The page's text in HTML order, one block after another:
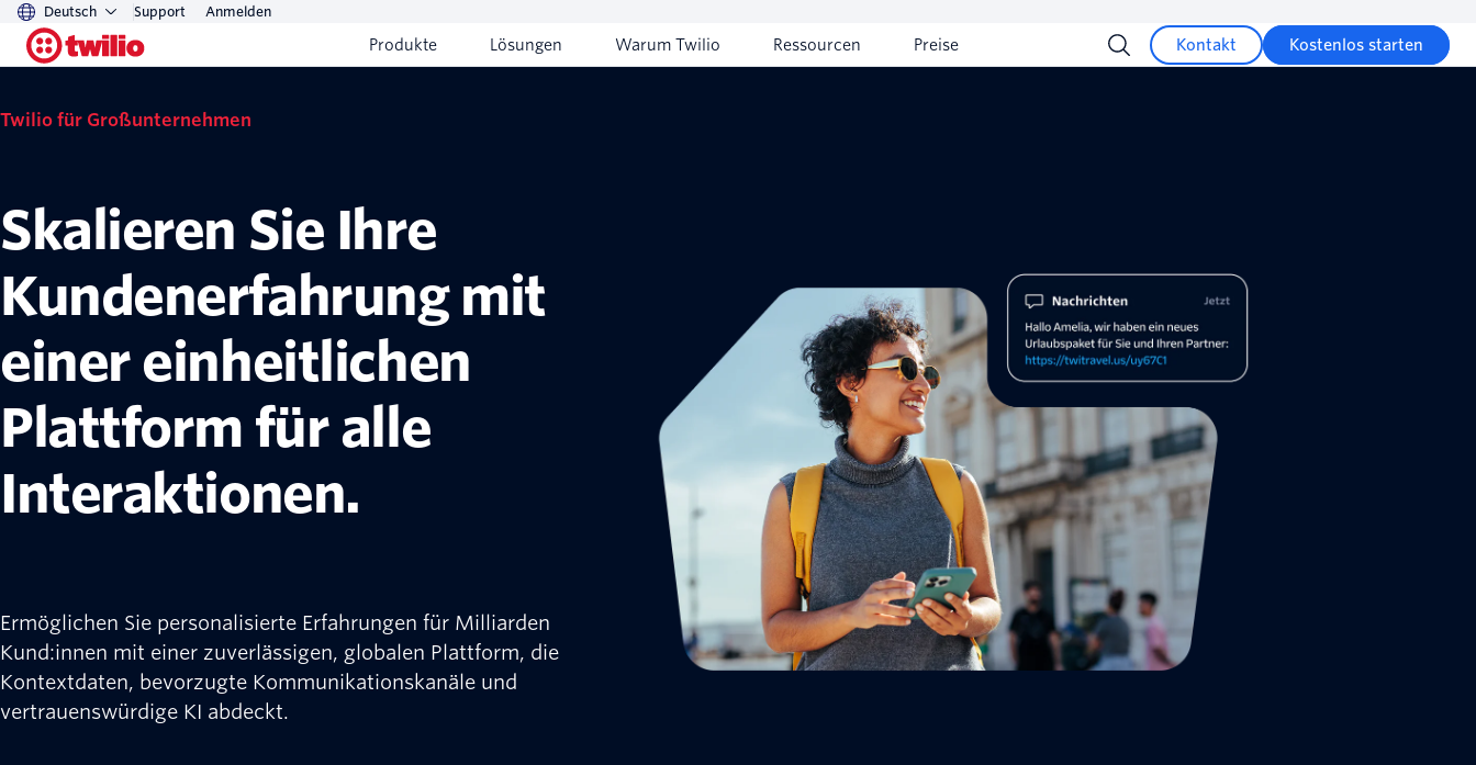
Deutsch Support Anmelden
Produkte Lösungen Warum Twilio Ressourcen Preise Kontakt Kostenlos starten
Twilio für Großunternehmen
Skalieren Sie Ihre
Kundenerfahrung mit
einer einheitlichen
Plattform für alle
Interaktionen.
Ermöglichen Sie personalisierte Erfahrungen für Milliarden
Kund:innen mit einer zuverlässigen, globalen Plattform, die
Kontextdaten, bevorzugte Kommunikationskanäle und
vertrauenswürdige KI abdeckt.